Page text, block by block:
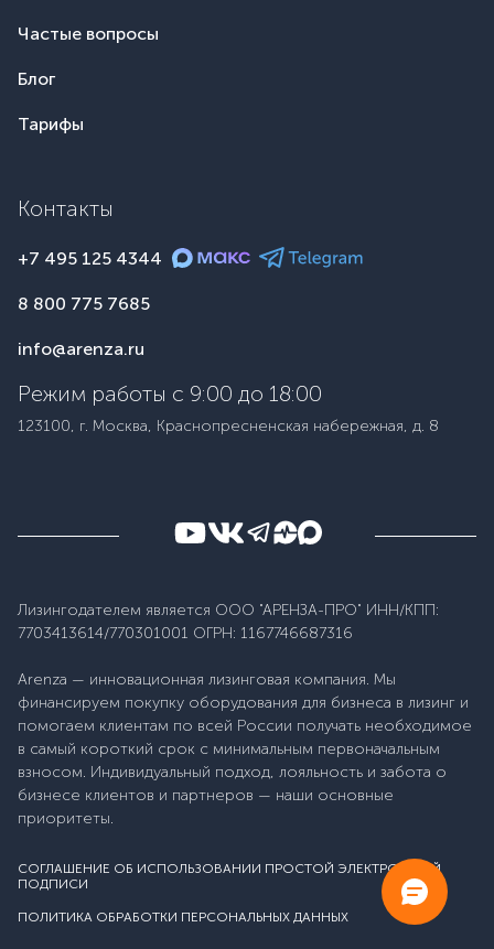
Частые вопросы
Блог
Тарифы
Контакты
+7 495 125 4344
8 800 775 7685
info@arenza.ru
Режим работы с 9:00 до 18:00
123100, г. Москва, Краснопресненская набережная, д. 8
Лизингодателем является ООО "АРЕНЗА-ПРО" ИНН/КПП:
7703413614/770301001 ОГРН: 1167746687316
Arenza — инновационная лизинговая компания. Мы
финансируем покупку оборудования для бизнеса в лизинг и
помогаем клиентам по всей России получать необходимое
в самый короткий срок с минимальным первоначальным
взносом. Индивидуальный подход, лояльность и забота о
бизнесе клиентов и партнеров — наши основные
приоритеты.
СОГЛАШЕНИЕ ОБ ИСПОЛЬЗОВАНИИ ПРОСТОЙ ЭЛЕКТРОННОЙ
ПОДПИСИ
ПОЛИТИКА ОБРАБОТКИ ПЕРСОНАЛЬНЫХ ДАННЫХ